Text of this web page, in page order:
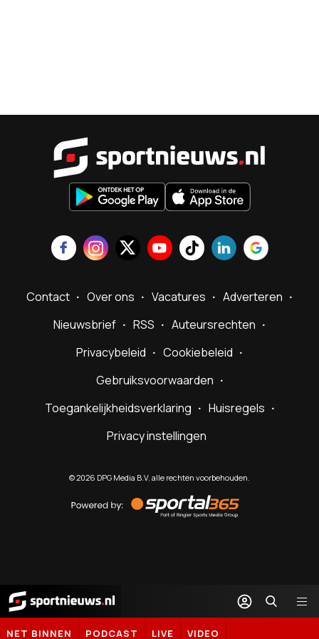
Contact Over ons Vacatures
Adverteren
Nieuwsbrief
RSS
Auteursrechten
Privacybeleid
Cookiebeleid
Gebruiksvoorwaarden
Toegankelijkheidsverklaring
Huisregels
Privacy instellingen
©2026 DPG Media B.V. alle rechten voorbehouden.
by
Sportal365
Sportnieuws.nl
NET BINNEN PODCAST LIVE VIDEO